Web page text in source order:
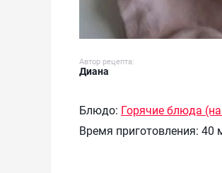
Автор рецепта:
Диана
Блюдо: Горячие блюда
Время приготовления: 40